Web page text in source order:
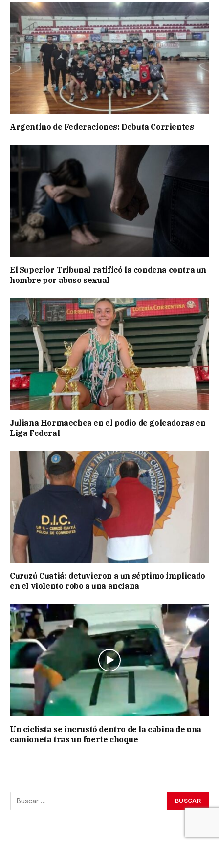
Argentino de Federaciones: Debuta Corrientes
El Superior Tribunal ratificó la condena contra un
hombre por abuso sexual
Juliana Hormaechea en el podio de goleadoras en
Liga Federal
Curuzú Cuatiá: detuvieron a un séptimo implicado
en el violento robo a una anciana
Un ciclista se incrustó dentro de la cabina de una
camioneta tras un fuerte choque